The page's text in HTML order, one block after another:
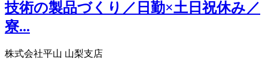
技術の製品づくり／日勤×土日祝休み／
寮...
株式会社平山 山梨支店